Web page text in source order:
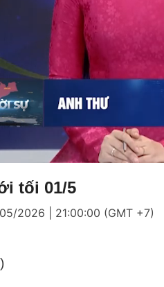
Loaded
5.43%
tối 01/5
2026 | 21:00:00 (GMT +7)
)